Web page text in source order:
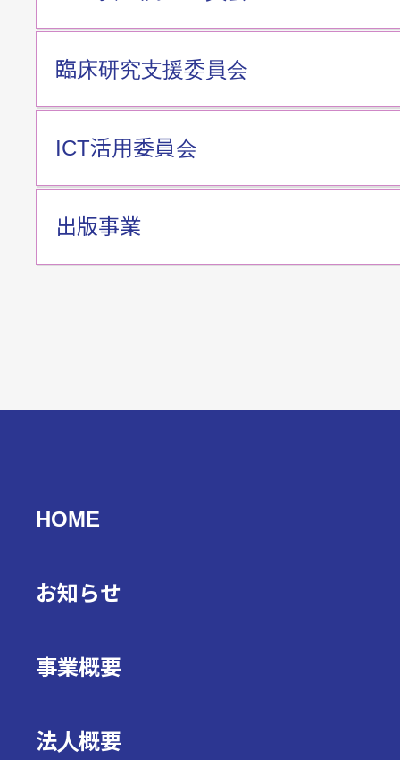
臨床研究支援委員会
ICT活用委員会
出版事業
HOME
お知らせ
事業概要
法人概要